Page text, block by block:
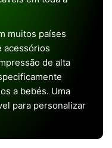
muitos países
acessórios
de alta
a bebés. Uma
para personalizar